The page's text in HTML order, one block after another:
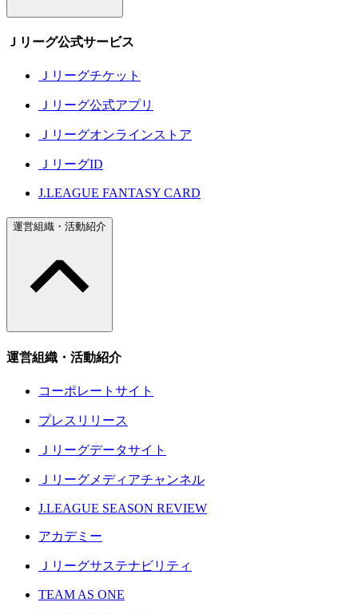
Ｊリーグ公式サービス
Ｊリーグチケット
Ｊリーグ公式アプリ
Ｊリーグオンラインストア
ＪリーグID
J.LEAGUE FANTASY CARD
運営組織・活動紹介
運営組織・活動紹介
コーポレートサイト
プレスリリース
Ｊリーグデータサイト
Ｊリーグメディアチャンネル
J.LEAGUE SEASON REVIEW
アカデミー
Ｊリーグサステナビリティ
TEAM AS ONE